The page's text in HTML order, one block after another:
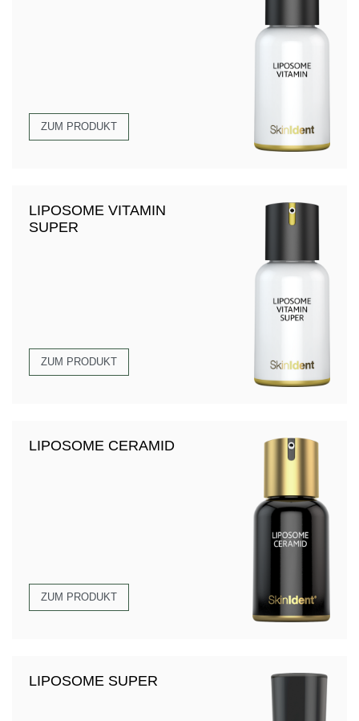
ZUM PRODUKT
LIPOSOME VITAMIN
SUPER
ZUM PRODUKT
LIPOSOME CERAMID
ZUM PRODUKT
LIPOSOME SUPER